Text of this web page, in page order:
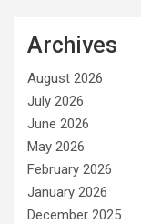
Archives
August 2026
July 2026
June 2026
May 2026
February 2026
January 2026
December 2025